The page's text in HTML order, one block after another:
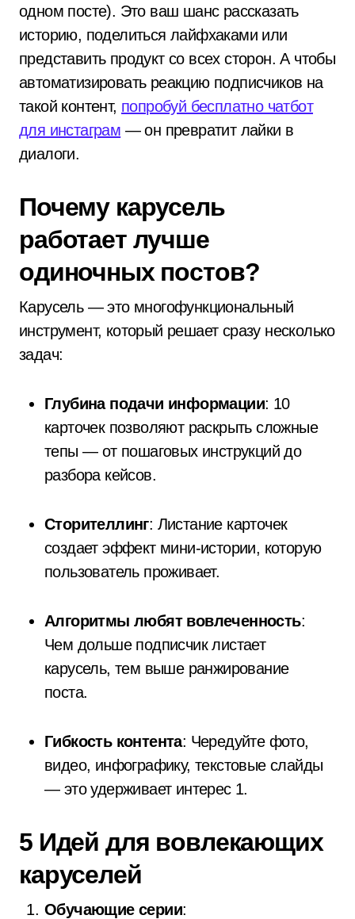
одном посте). Это ваш шанс рассказать
историю, поделиться лайфхаками или
представить продукт со всех сторон. А чтобы
автоматизировать реакцию подписчиков на
такой контент, попробуй бесплатно чатбот
для инстаграм — он превратит лайки в
диалоги.
Почему карусель
работает лучше
одиночных постов?
Карусель — это многофункциональный
инструмент, который решает сразу несколько
задач:
Глубина подачи информации: 10
карточек позволяют раскрыть сложные
тепы — от пошаговых инструкций до
разбора кейсов.
Сторителлинг: Листание карточек
создает эффект мини-истории, которую
пользователь проживает.
Алгоритмы любят вовлеченность:
Чем дольше подписчик листает
карусель, тем выше ранжирование
поста.
Гибкость контента: Чередуйте фото,
видео, инфографику, текстовые слайды
— это удерживает интерес 1.
5 Идей для вовлекающих
каруселей
Обучающие серии: